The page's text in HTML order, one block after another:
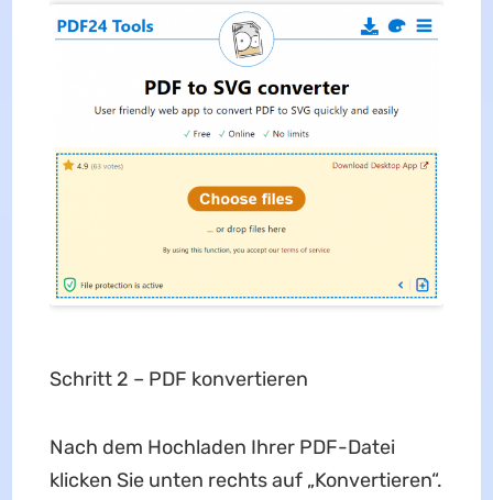
Schritt 2 – PDF konvertieren
Nach dem Hochladen Ihrer PDF-Datei
klicken Sie unten rechts auf „Konvertieren“.